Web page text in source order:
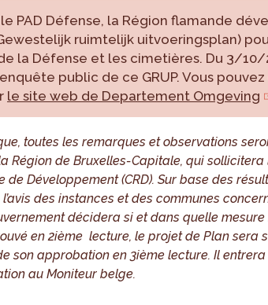
PAD Défense, la Région flamande
(Gewestelijk ruimtelijk uitvoeringsplan)
la Défense et les cimetières. Du 3/10/
public de ce GRUP. Vous
le site web de Departement Omgeving
toutes les remarques et observations
Région de Bruxelles-Capitale, qui
de Développement (CRD). Sur base des
des instances et des communes
décidera si et dans quelle
en 2ième lecture, le projet de Plan sera
son approbation en 3ième lecture. Il
au Moniteur belge.